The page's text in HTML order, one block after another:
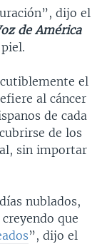
dijo el
de América
el
al cáncer
de cada
de los
sin importar
nublados,
que
”, dijo el